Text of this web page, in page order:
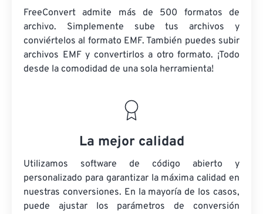
FreeConvert admite más de 500 formatos de
archivo. Simplemente sube tus archivos y
conviértelos al formato EMF. También puedes subir
archivos EMF y convertirlos a otro formato. ¡Todo
desde la comodidad de una sola herramienta!
La mejor calidad
Utilizamos software de código abierto y
personalizado para garantizar la máxima calidad en
nuestras conversiones. En la mayoría de los casos,
puede ajustar los parámetros de conversión